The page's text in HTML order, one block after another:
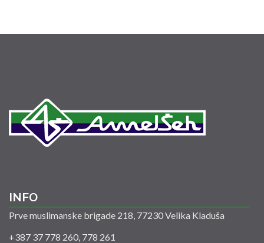
INFO
Prve muslimanske brigade 218, 77230 Velika Kladuša
+387 37 778 260, 778 261